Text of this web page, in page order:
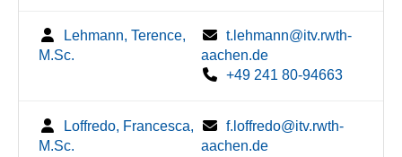
Lehmann, Terence,
M.Sc.
t.lehmann@itv.rwth-
aachen.de
+49 241 80-94663
Loffredo, Francesca,
M.Sc.
f.loffredo@itv.rwth-
aachen.de